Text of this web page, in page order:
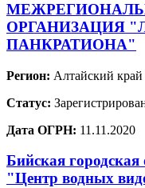
ОРГАНИЗАЦИЯ
ПАНКРАТИОНА"
Регион: Алтайский край
Статус:
Дата ОГРН: 11.11.2020
Бийская
"Центр водных